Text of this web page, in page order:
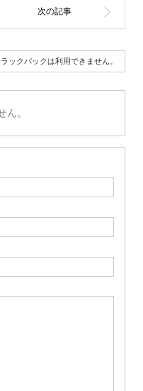
ラックバックは利用できません。
ん。